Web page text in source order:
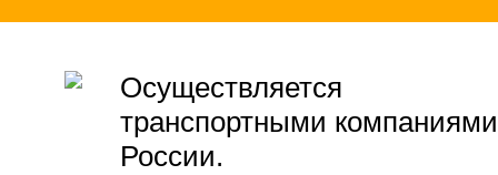
Осуществляется
транспортными компаниями
России.